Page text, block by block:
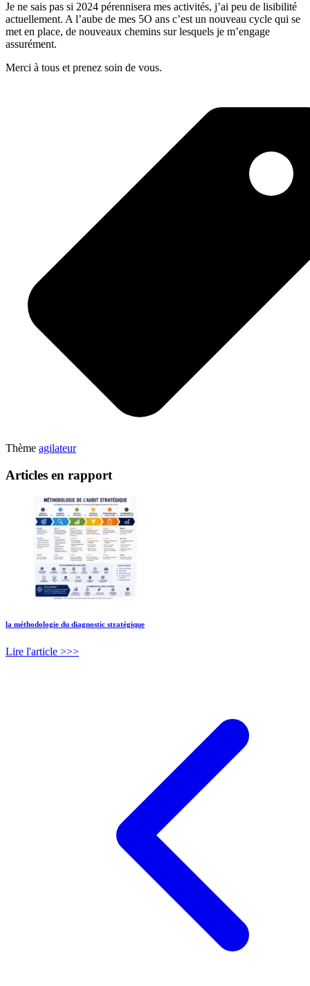
Je ne sais pas si 2024 pérennisera mes activités, j’ai peu de lisibilité
actuellement. A l’aube de mes 5O ans c’est un nouveau cycle qui se
met en place, de nouveaux chemins sur lesquels je m’engage
assurément.
Merci à tous et prenez soin de vous.
Thème agilateur
Articles en rapport
la méthodologie du diagnostic stratégique
Lire l'article >>>